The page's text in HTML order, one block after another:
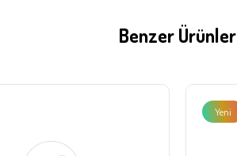
Benzer Ürünler
Yeni